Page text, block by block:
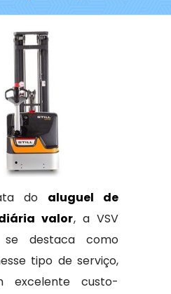
do aluguel de
valor, a VSV
se destaca como
tipo de serviço,
excelente custo-